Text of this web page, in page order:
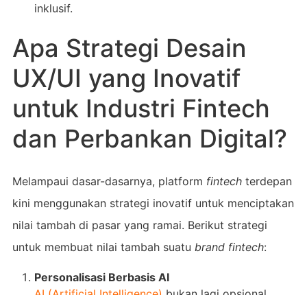
inklusif.
Apa Strategi Desain
UX/UI yang Inovatif
untuk Industri Fintech
dan Perbankan Digital?
Melampaui dasar-dasarnya, platform fintechterdepan
kini menggunakan strategi inovatif untuk menciptakan
nilai tambah di pasar yang ramai. Berikut strategi
untuk membuat nilai tambah suatu brand fintech:
Personalisasi Berbasis AI